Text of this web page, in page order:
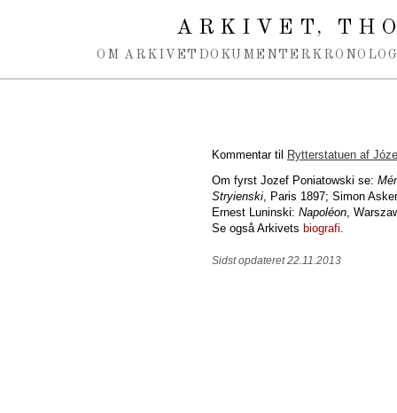
ARKIVET,
OM ARKIVET DOKUMENTER
Kommentar til
Rytterstatuen af
Om fyrst Jozef Poniatowski se:
Stryienski, Paris 1897; Simon
Ernest Luninski: Napoléon,
Se også Arkivets biografi.
Sidst opdateret 22.11.2013